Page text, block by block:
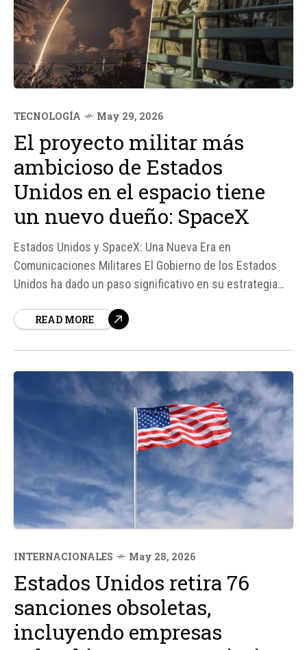
TECNOLOGÍA May 29, 2026
El proyecto militar más
ambicioso de Estados
Unidos en el espacio tiene
un nuevo dueño: SpaceX
Estados Unidos y SpaceX: Una Nueva Era en
Comunicaciones Militares El Gobierno de los Estados
Unidos ha dado un paso significativo en su estrategia
fundada por Elon Musk, para actuar como la columna
READ MORE
INTERNACIONALES May 28, 2026
Estados Unidos retira 76
sanciones obsoletas,
incluyendo empresas